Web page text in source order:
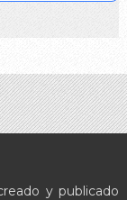
y publicado